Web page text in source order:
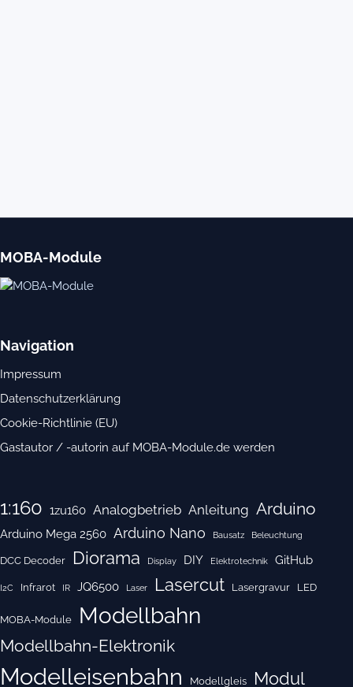
MOBA-Module
Navigation
Impressum
Datenschutzerklärung
Cookie-Richtlinie (EU)
Gastautor / -autorin auf MOBA-Module.de werden
1:160 1zu160 Analogbetrieb Anleitung Arduino
Arduino Mega 2560 Arduino Nano Bausatz Beleuchtung
DCC Decoder Diorama Display DIY Elektrotechnik GitHub
I2C Infrarot IR JQ6500 Laser Lasercut Lasergravur LED
MOBA-Module Modellbahn
Modellbahn-Elektronik
Modelleisenbahn Modellgleis Modul